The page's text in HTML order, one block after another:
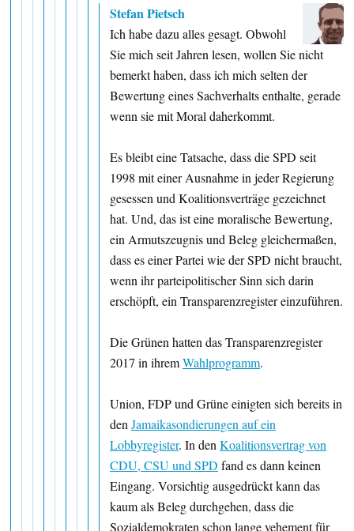
Stefan Pietsch
Ich habe dazu alles gesagt. Obwohl
Sie mich seit Jahren lesen, wollen Sie nicht
bemerkt haben, dass ich mich selten der
Bewertung eines Sachverhalts enthalte, gerade
wenn sie mit Moral daherkommt.
Es bleibt eine Tatsache, dass die SPD seit
1998 mit einer Ausnahme in jeder Regierung
gesessen und Koalitionsverträge gezeichnet
hat. Und, das ist eine moralische Bewertung,
ein Armutszeugnis und Beleg gleichermaßen,
dass es einer Partei wie der SPD nicht braucht,
wenn ihr parteipolitischer Sinn sich darin
erschöpft, ein Transparenzregister einzuführen.
Die Grünen hatten das Transparenzregister
2017 in ihremWahlprogramm.
Union, FDP und Grüne einigten sich bereits in
den Jamaikasondierungen auf ein
Lobbyregister. In den Koalitionsvertrag von
CDU, CSU und SPD fand es dann keinen
Eingang. Vorsichtig ausgedrückt kann das
kaum als Beleg durchgehen, dass die
Sozialdemokraten schon lange vehement für